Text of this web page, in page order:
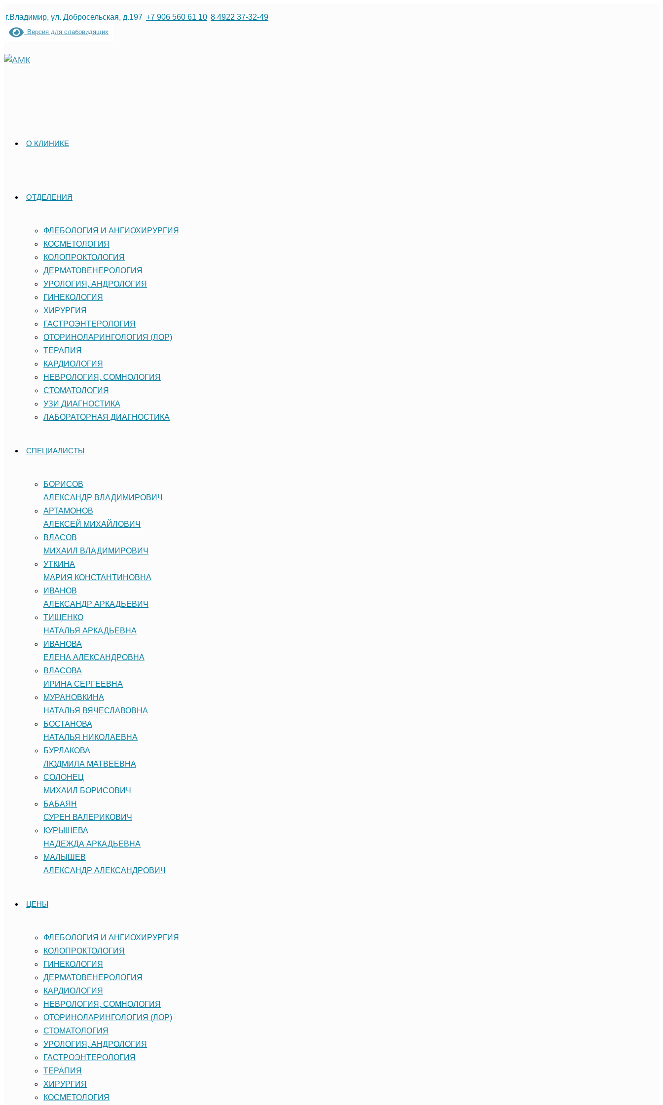
содержимому
г.Владимир, ул. Добросельская, д.197 +7 906 560 61 10 8 4922 37-32-49
Версия для слабовидящих
О КЛИНИКЕ
ОТДЕЛЕНИЯ
ФЛЕБОЛОГИЯ И АНГИОХИРУРГИЯ
КОСМЕТОЛОГИЯ
КОЛОПРОКТОЛОГИЯ
ДЕРМАТОВЕНЕРОЛОГИЯ
УРОЛОГИЯ, АНДРОЛОГИЯ
ГИНЕКОЛОГИЯ
ХИРУРГИЯ
ГАСТРОЭНТЕРОЛОГИЯ
ОТОРИНОЛАРИНГОЛОГИЯ (ЛОР)
ТЕРАПИЯ
КАРДИОЛОГИЯ
НЕВРОЛОГИЯ, СОМНОЛОГИЯ
CТОМАТОЛОГИЯ
УЗИ ДИАГНОСТИКА
ЛАБОРАТОРНАЯ ДИАГНОСТИКА
СПЕЦИАЛИСТЫ
БОРИСОВ
АЛЕКСАНДР ВЛАДИМИРОВИЧ
АРТАМОНОВ
АЛЕКСЕЙ МИХАЙЛОВИЧ
ВЛАСОВ
МИХАИЛ ВЛАДИМИРОВИЧ
УТКИНА
МАРИЯ КОНСТАНТИНОВНА
ИВАНОВ
АЛЕКСАНДР АРКАДЬЕВИЧ
ТИЩЕНКО
НАТАЛЬЯ АРКАДЬЕВНА
ИВАНОВА
ЕЛЕНА АЛЕКСАНДРОВНА
ВЛАСОВА
ИРИНА СЕРГЕЕВНА
МУРАНОВКИНА
НАТАЛЬЯ ВЯЧЕСЛАВОВНА
БОСТАНОВА
НАТАЛЬЯ НИКОЛАЕВНА
БУРЛАКОВА
ЛЮДМИЛА МАТВЕЕВНА
СОЛОНЕЦ
МИХАИЛ БОРИСОВИЧ
БАБАЯН
СУРЕН ВАЛЕРИКОВИЧ
КУРЫШЕВА
НАДЕЖДА АРКАДЬЕВНА
МАЛЫШЕВ
АЛЕКСАНДР АЛЕКСАНДРОВИЧ
ЦЕНЫ
ФЛЕБОЛОГИЯ И АНГИОХИРУРГИЯ
КОЛОПРОКТОЛОГИЯ
ГИНЕКОЛОГИЯ
ДЕРМАТОВЕНЕРОЛОГИЯ
КАРДИОЛОГИЯ
НЕВРОЛОГИЯ, СОМНОЛОГИЯ
ОТОРИНОЛАРИНГОЛОГИЯ (ЛОР)
СТОМАТОЛОГИЯ
УРОЛОГИЯ, АНДРОЛОГИЯ
ГАСТРОЭНТЕРОЛОГИЯ
ТЕРАПИЯ
ХИРУРГИЯ
КОСМЕТОЛОГИЯ